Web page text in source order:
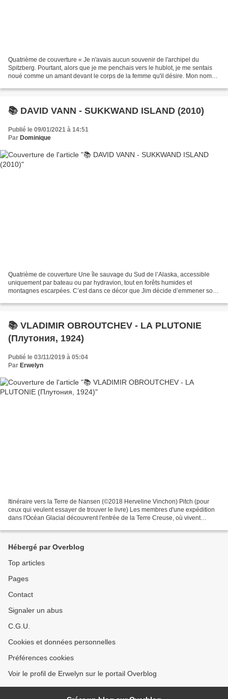
Quatrième de couverture « Je n'avais aucun souvenir de l'archipel du
Spitzberg. Pourtant, alors que je me penchais vers le hublot, je me sentais
noué comme un amant devant le corps de la femme qu'il désire. Mon nom
📚 DAVID VANN - SUKKWAND ISLAND (2010)
Publié le 09/01/2021 à 14:51
Par Dominique
Quatrième de couverture Une île sauvage du Sud de l’Alaska, accessible
uniquement par bateau ou par hydravion, tout en forêts humides et
montagnes escarpées. C’est dans ce décor que Jim décide d’emmener son
📚 VLADIMIR OBROUTCHEV - LA PLUTONIE
(Плутония, 1924)
Publié le 03/11/2019 à 05:04
Par Erwelyn
Itinéraire vers la Terre de Nansen (©2018 Herveline Vinchon) Pitch (pour
ceux qui veulent essayer de trouver le livre) Les membres d'une expédition
dans l'Océan Glacial découvrent l'entrée de la Terre Creuse, où vivent
Hébergé par Overblog
Top articles
Pages
Contact
Signaler un abus
C.G.U.
Cookies et données personnelles
Préférences cookies
Voir le profil de Erwelyn sur le portail Overblog